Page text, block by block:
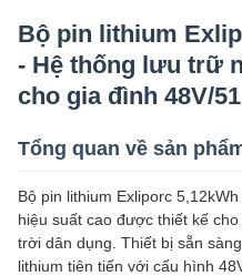
Bộ pin lithium
- Hệ thống lưu trữ
cho gia đình 48V/
Tổng quan về sản
Bộ pin lithium Exliporc
hiệu suất cao được thiết kế
trời dân dụng. Thiết bị sẵn
lithium tiên tiến với cấu hình